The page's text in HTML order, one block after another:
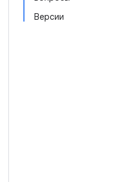
Версии